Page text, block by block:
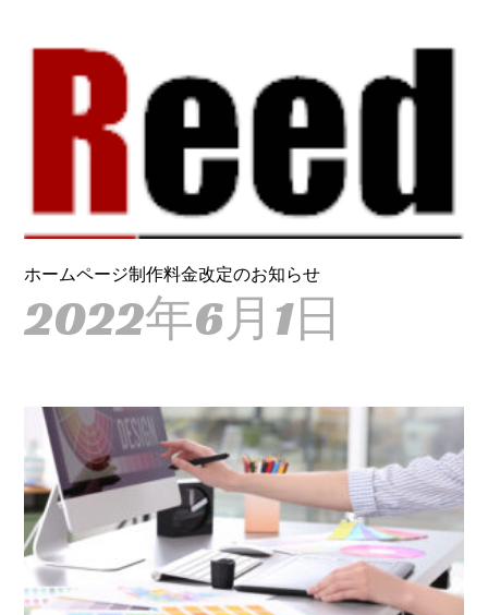
ホームページ制作料金改定のお知らせ
2022年6月1日